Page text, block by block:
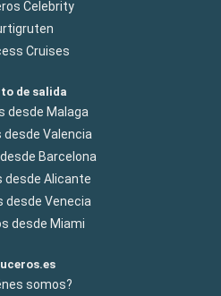
Celebrity
Cruises
de salida
desde Malaga
desde Valencia
Barcelona
desde Alicante
desde Venecia
desde Miami
somos?